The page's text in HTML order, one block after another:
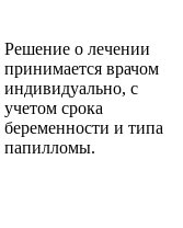
Решение о лечении
принимается врачом
индивидуально, с
учетом срока
беременности и типа
папилломы.